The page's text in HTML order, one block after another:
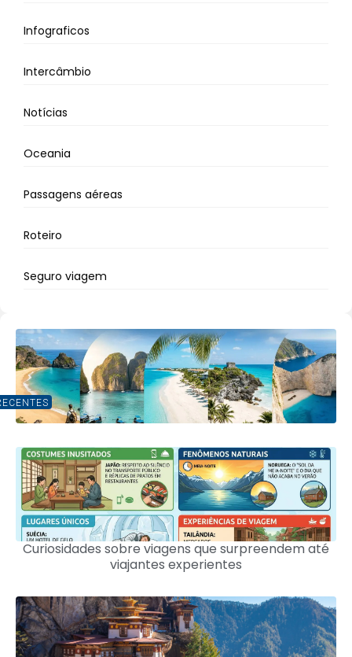
Infograficos
Intercâmbio
Notícias
Oceania
Passagens aéreas
Roteiro
Seguro viagem
Curiosidades sobre viagens que surpreendem até
viajantes experientes